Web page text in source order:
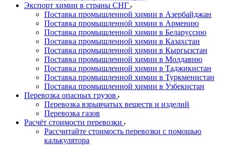
Экспорт химии в страны СНГ
Поставка промышленной химии в Азербайджан
Поставка промышленной химии в Армению
Поставка промышленной химии в Беларуссию
Поставка промышленной химии в Казахстан
Поставка промышленной химии в Кыргызстан
Поставка промышленной химии в Молдавию
Поставка промышленной химии в Таджикистан
Поставка промышленной химии в Туркменистан
Поставка промышленной химии в Узбекистан
Перевозка опасных грузов
Перевозка взрывчатых веществ и изделий
Перевозка газов
Расчёт стоимости перевозки
Рассчитайте стоимость перевозки с помощью
калькулятора